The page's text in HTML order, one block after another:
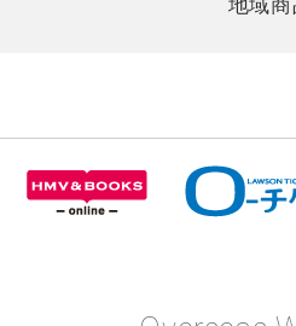
地域商